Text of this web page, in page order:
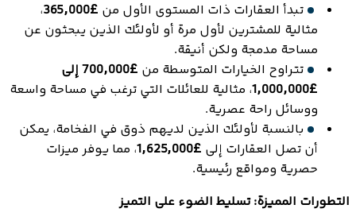
تبدأ العقارات ذات المستوى الأول من £365,000
،
مثالية للمشترين لأول مرة أو لأولئك الذين يبحثون عن
مساحة مدمجة ولكن أنيقة.
تتراوح الخيارات المتوسطة من
£700,000 إلى
£1,000,000
، مثالية للعائلات التي ترغب في مساحة واسعة
ووسائل راحة عصرية.
بالنسبة لأولئك الذين لديهم ذوق في الفخامة، يمكن
أن تصل العقارات إلى £1,625,000
، مما يوفر ميزات
حصرية ومواقع رئيسية.
التطورات المميزة: تسليط الضوء على التميز